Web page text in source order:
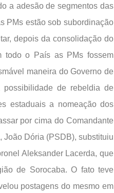
a adesão de segmentos das
PMs estão sob subordinação
depois da consolidação do
todo o País as PMs fossem
maneira do Governo de
possibilidade de rebeldia de
estaduais a nomeação dos
por cima do Comandante
João Dória (PSDB), substituiu
Aleksander Lacerda, que
de Sorocaba. O fato teve
postagens do mesmo em